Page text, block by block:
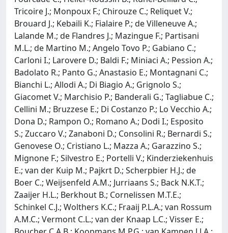
Tricoire J.; Monpoux F.; Chirouze C.; Reliquet V.;
Brouard J.; Kebaili K.; Fialaire P.; de Villeneuve A.;
Lalande M.; de Flandres J.; Mazingue F.; Partisani
M.L.; de Martino M.; Angelo Tovo P.; Gabiano C.;
Carloni I.; Larovere D.; Baldi F.; Miniaci A.; Pession A.;
Badolato R.; Panto G.; Anastasio E.; Montagnani C.;
Bianchi L.; Allodi A.; Di Biagio A.; Grignolo S.;
Giacomet V.; Marchisio P.; Banderali G.; Tagliabue C.;
Cellini M.; Bruzzese E.; Di Costanzo P.; Lo Vecchio A.;
Dona D.; Rampon O.; Romano A.; Dodi I.; Esposito
S.; Zuccaro V.; Zanaboni D.; Consolini R.; Bernardi S.;
Genovese O.; Cristiano L.; Mazza A.; Garazzino S.;
Mignone F.; Silvestro E.; Portelli V.; Kinderziekenhuis
E.; van der Kuip M.; Pajkrt D.; Scherpbier H.J.; de
Boer C.; Weijsenfeld A.M.; Jurriaans S.; Back N.K.T.;
Zaaijer H.L.; Berkhout B.; Cornelissen M.T.E.;
Schinkel C.J.; Wolthers K.C.; Fraaij P.L.A.; van Rossum
A.M.C.; Vermont C.L.; van der Knaap L.C.; Visser E.;